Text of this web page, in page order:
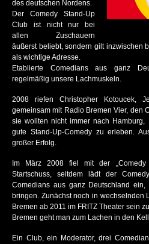
WORK LIFE WHAT?
INGRID KÜHNE
SALIM SAMATOU
MAXI GSTETTENBAUER
TOBIAS BORN
DR. POP
GINA & GLINDA
THORSTEN HAVENER
des deutschen Nordens.
Der Comedy Stand-Up
Club ist nicht nur bei
allen Zuschauern
äußerst beliebt, sondern gilt inzwischen
als wichtige Adresse.
Etablierte Comedians aus ganz
regelmäßig unsere Lachmuskeln.
2008 riefen Christopher Kotoucek,
gemeinsam mit Radio Bremen Vier, den
sie wollten nicht immer nach
gute Stand-Up-Comedy zu erleben.
großer Erfolg.
Im März 2008 fiel mit der
Startschuss, seitdem lädt der
Comedians aus ganz Deutschland
bringen. Zunächst noch in wechselnden
Bremen ab 2011 im FRITZ Theater sein
Bremen geht man zum Lachen in den
Ein Club, ein Moderator, drei